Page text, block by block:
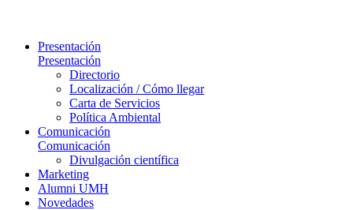
Presentación
Presentación
Directorio
Localización / Cómo llegar
Carta de Servicios
Política Ambiental
Comunicación
Comunicación
Divulgación científica
Marketing
Alumni UMH
Novedades